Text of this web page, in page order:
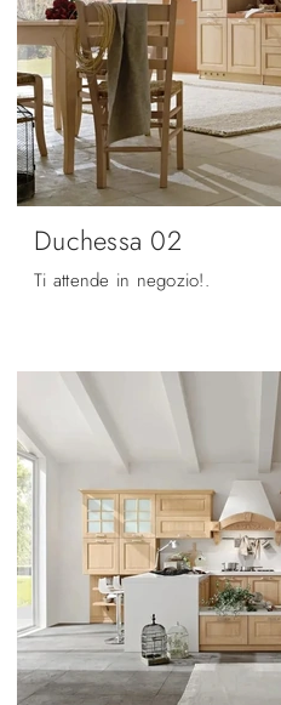
Duchessa 02
Ti attende in negozio!.